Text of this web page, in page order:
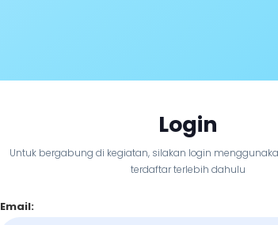
Login
Untuk bergabung di kegiatan, silakan login
terdaftar terlebih dahulu
Email: